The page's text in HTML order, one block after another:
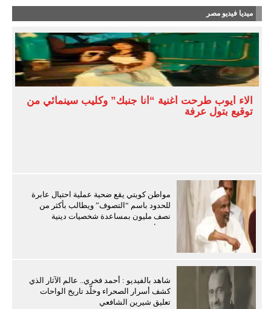
ميديا فيديو مصر
آلاء أيوب طرحت أغنية “أنا جنبك” وكليب سينمائي من
توقيع بتول عرفة
مواطن كويتي يقع ضحية عملية احتيال عابرة
للحدود باسم “التصوف” ويطالب بأكثر من
نصف مليون بمساعدة شخصيات دينية
سودانية
شاهد بالفيديو : أحمد فخري.. عالم الآثار الذي
كشف أسرار الصحراء وخلّد تاريخ الواحات
تعليق شيرين الشافعي